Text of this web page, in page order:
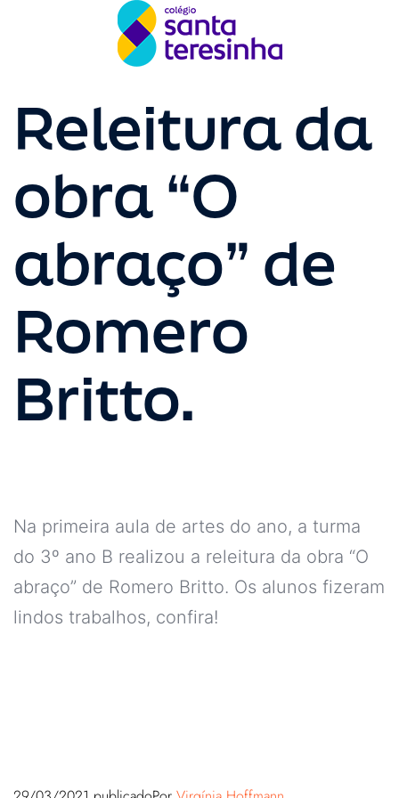
Releitura da
obra “O
abraço” de
Romero
Britto.
Na primeira aula de artes do ano, a turma
do 3º ano B realizou a releitura da obra “O
abraço” de Romero Britto. Os alunos fizeram
lindos trabalhos, confira!